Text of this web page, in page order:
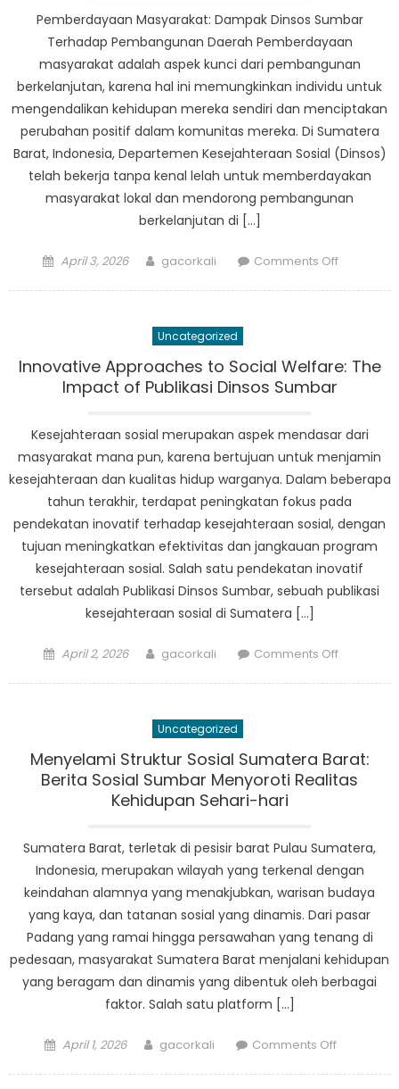
and
Pemberdayaan Masyarakat: Dampak Dinsos Sumbar
Terhadap Pembangunan Daerah Pemberdayaan
masyarakat adalah aspek kunci dari pembangunan
berkelanjutan, karena hal ini memungkinkan individu untuk
mengendalikan kehidupan mereka sendiri dan menciptakan
perubahan positif dalam komunitas mereka. Di Sumatera
Barat, Indonesia, Departemen Kesejahteraan Sosial (Dinsos)
telah bekerja tanpa kenal lelah untuk memberdayakan
masyarakat lokal dan mendorong pembangunan
berkelanjutan di […]
Posted
April 3, 2026 Author
gacorkali Comments Offon
Sumbar
Uncategorized
Innovative Approaches to Social Welfare: The
Impact of Publikasi Dinsos Sumbar
Kesejahteraan sosial merupakan aspek mendasar dari
masyarakat mana pun, karena bertujuan untuk menjamin
kesejahteraan dan kualitas hidup warganya. Dalam beberapa
tahun terakhir, terdapat peningkatan fokus pada
pendekatan inovatif terhadap kesejahteraan sosial, dengan
tujuan meningkatkan efektivitas dan jangkauan program
kesejahteraan sosial. Salah satu pendekatan inovatif
tersebut adalah Publikasi Dinsos Sumbar, sebuah publikasi
kesejahteraan sosial di Sumatera […]
Posted
April 2, 2026 Author
gacorkali Comments Offon
Welfare:
The
Dinsos
Sumbar
Uncategorized
Menyelami Struktur Sosial Sumatera Barat:
Berita Sosial Sumbar Menyoroti Realitas
Kehidupan Sehari-hari
Sumatera Barat, terletak di pesisir barat Pulau Sumatera,
Indonesia, merupakan wilayah yang terkenal dengan
keindahan alamnya yang menakjubkan, warisan budaya
yang kaya, dan tatanan sosial yang dinamis. Dari pasar
Padang yang ramai hingga persawahan yang tenang di
pedesaan, masyarakat Sumatera Barat menjalani kehidupan
yang beragam dan dinamis yang dibentuk oleh berbagai
faktor. Salah satu platform […]
Posted
April 1, 2026 Author
gacorkali Comments Offon